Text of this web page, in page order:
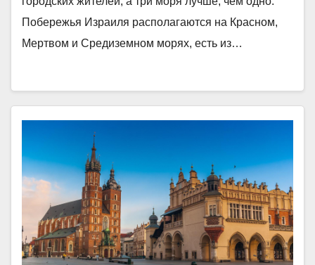
Побережья Израиля располагаются на Красном,
Мертвом и Средиземном морях, есть из…